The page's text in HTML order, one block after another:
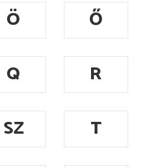
Ö
Ő
Q
R
SZ
T